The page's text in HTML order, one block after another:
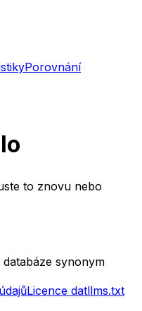
Porovnání
to znovu nebo
synonym
Licence datllms.txt